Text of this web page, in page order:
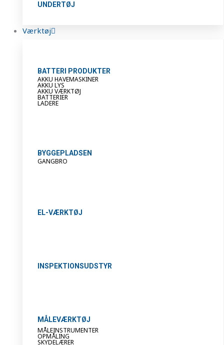
UNDERTØJ
Værktøj
BATTERI PRODUKTER
AKKU HAVEMASKINER
AKKU LYS
AKKU VÆRKTØJ
BATTERIER
LADERE
BYGGEPLADSEN
GANGBRO
EL-VÆRKTØJ
INSPEKTIONSUDSTYR
MÅLEVÆRKTØJ
MÅLEINSTRUMENTER
OPMÅLING
SKYDELÆRER